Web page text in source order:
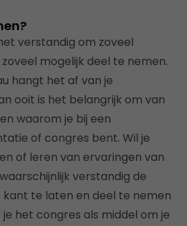
verstandig om zoveel
mogelijk deel te nemen.
hangt het af van je
ooit is het belangrijk om van
waarom je bij een
of congres bent. Wil je
of leren van ervaringen van
verstandig de
kant te laten en deel te nemen
je het congres als middel om je